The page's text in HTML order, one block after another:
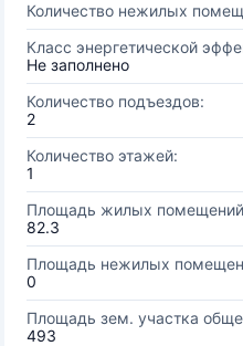
Количество нежилых
Класс энергетической
Не заполнено
Количество подъездов:
2
Количество этажей:
1
Площадь жилых
82.3
Площадь нежилых
0
Площадь зем. участка
493